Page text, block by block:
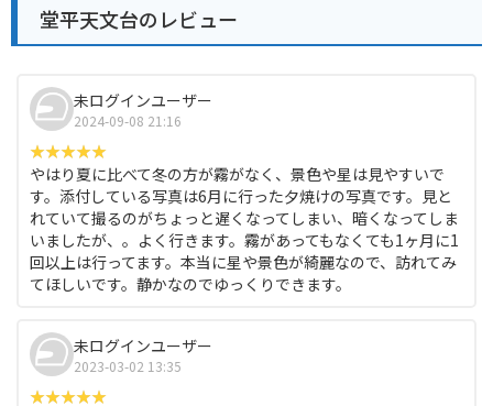
堂平天文台のレビュー
未ログインユーザー
2024-09-08 21:16
やはり夏に比べて冬の方が霧がなく、景色や星は見やすいで
す。添付している写真は6月に行った夕焼けの写真です。見と
れていて撮るのがちょっと遅くなってしまい、暗くなってしま
いましたが、。よく行きます。霧があってもなくても1ヶ月に1
回以上は行ってます。本当に星や景色が綺麗なので、訪れてみ
てほしいです。静かなのでゆっくりできます。
未ログインユーザー
2023-03-02 13:35